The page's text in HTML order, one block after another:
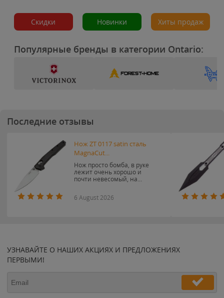
Скидки Новинки Хиты продаж
Популярные бренды в категории Ontario:
Последние отзывы
Нож ZT 0117 satin сталь
MagnaCut...
Нож просто бомба, в руке
лежит очень хорошо и
почти невесомый, на...
6 August 2026
УЗНАВАЙТЕ О НАШИХ АКЦИЯХ И ПРЕДЛОЖЕНИЯХ
ПЕРВЫМИ!